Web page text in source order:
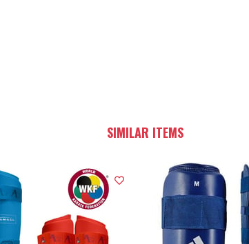
SIMILAR ITEMS